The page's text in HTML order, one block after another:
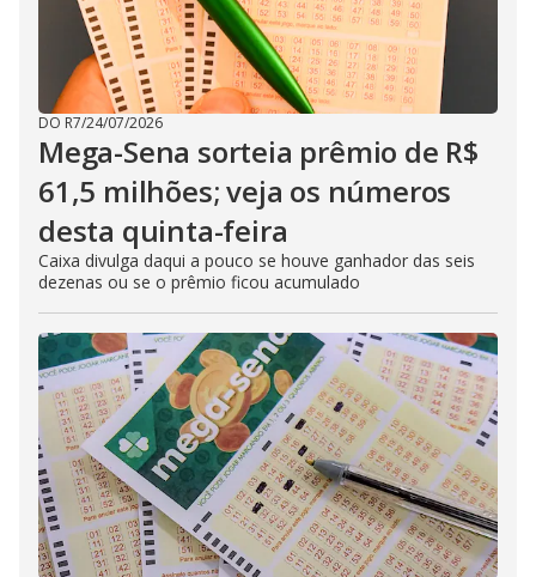
DO R7/24/07/2026
Mega-Sena sorteia prêmio de R$
61,5 milhões; veja os números
desta quinta-feira
Caixa divulga daqui a pouco se houve ganhador das seis
dezenas ou se o prêmio ficou acumulado